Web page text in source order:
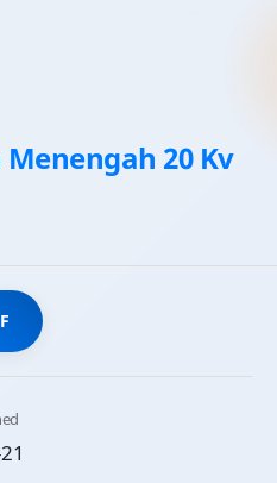
20 Kv